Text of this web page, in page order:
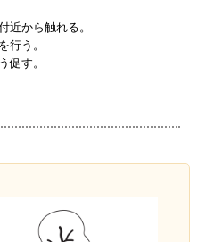
近から触れる。
行う。
促す。